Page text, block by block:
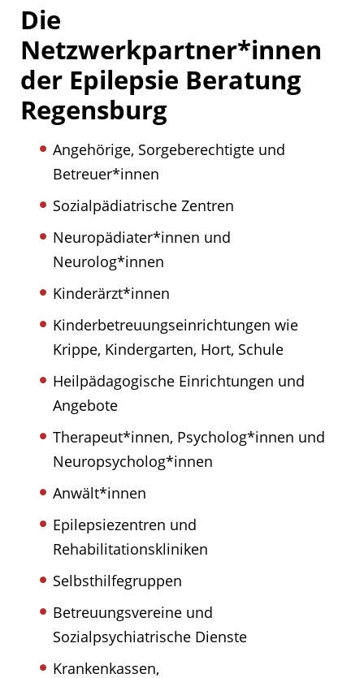
Die
Netzwerkpartner*innen
der Epilepsie Beratung
Regensburg
Angehörige, Sorgeberechtigte und
Betreuer*innen
Sozialpädiatrische Zentren
Neuropädiater*innen und
Neurolog*innen
Kinderärzt*innen
Kinderbetreuungseinrichtungen wie
Krippe, Kindergarten, Hort, Schule
Heilpädagogische Einrichtungen und
Angebote
Therapeut*innen, Psycholog*innen und
Neuropsycholog*innen
Anwält*innen
Epilepsiezentren und
Rehabilitationskliniken
Selbsthilfegruppen
Betreuungsvereine und
Sozialpsychiatrische Dienste
Krankenkassen,